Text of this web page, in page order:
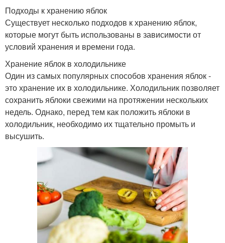
Подходы к хранению яблок
Существует несколько подходов к хранению яблок,
которые могут быть использованы в зависимости от
условий хранения и времени года.
Хранение яблок в холодильнике
Один из самых популярных способов хранения яблок -
это хранение их в холодильнике. Холодильник позволяет
сохранить яблоки свежими на протяжении нескольких
недель. Однако, перед тем как положить яблоки в
холодильник, необходимо их тщательно промыть и
высушить.